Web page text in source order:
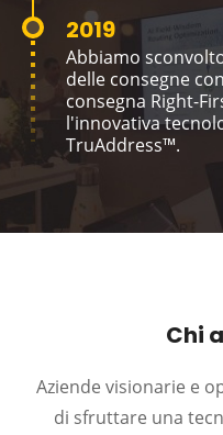
2019
Abbiamo
delle consegne
consegna Right-
l'innovativa
TruAddress™.
Chi
Aziende visionarie e
di sfruttare una